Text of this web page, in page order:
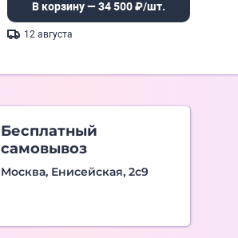
В корзину — 34 500 ₽/шт.
12 августа
Бесплатный
самовывоз
Москва, Енисейская, 2с9